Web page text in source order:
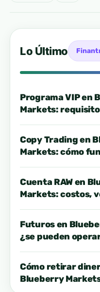
Lo Último
Programa VIP en
Markets:
Copy Trading en
Markets: cómo
Cuenta RAW en
Markets: costos,
Futuros en
¿se pueden
Cómo retirar
Blueberry